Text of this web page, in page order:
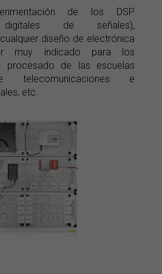
de los DSP
digitales de señales),
diseño de electrónica
muy indicado para los
procesado de las escuelas
telecomunicaciones e
etc.